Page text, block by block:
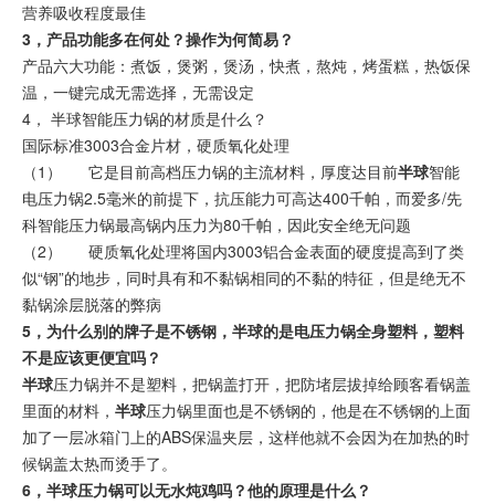
营养吸收程度最佳
3，产品功能多在何处？操作为何简易？
产品六大功能：煮饭，煲粥，煲汤，快煮，熬炖，烤蛋糕，热饭保
温，一键完成无需选择，无需设定
4， 半球智能压力锅的材质是什么？
国际标准3003合金片材，硬质氧化处理
（1） 它是目前高档压力锅的主流材料，厚度达目前半球智能
电压力锅2.5毫米的前提下，抗压能力可高达400千帕，而爱多/先
科智能压力锅最高锅内压力为80千帕，因此安全绝无问题
（2） 硬质氧化处理将国内3003铝合金表面的硬度提高到了类
似“钢”的地步，同时具有和不黏锅相同的不黏的特征，但是绝无不
黏锅涂层脱落的弊病
5，为什么别的牌子是不锈钢，半球的是电压力锅全身塑料，塑料
不是应该更便宜吗？
半球压力锅并不是塑料，把锅盖打开，把防堵层拔掉给顾客看锅盖
里面的材料， 半球压力锅里面也是不锈钢的，他是在不锈钢的上面
加了一层冰箱门上的ABS保温夹层，这样他就不会因为在加热的时
候锅盖太热而烫手了。
6，半球压力锅可以无水炖鸡吗？他的原理是什么？